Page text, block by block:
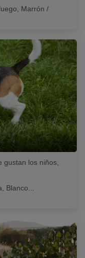
Marrón /
gustan los niños,
Blanco...